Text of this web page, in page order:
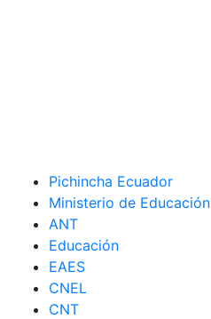
Pichincha Ecuador
Ministerio de Educación
ANT
Educación
EAES
CNEL
CNT